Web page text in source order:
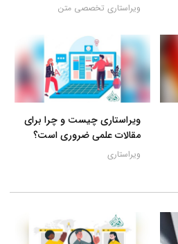
ویراستاری تخصصی متن
ویراستاری چیست و چرا برای
مقالات علمی ضروری است؟
ویراستاری